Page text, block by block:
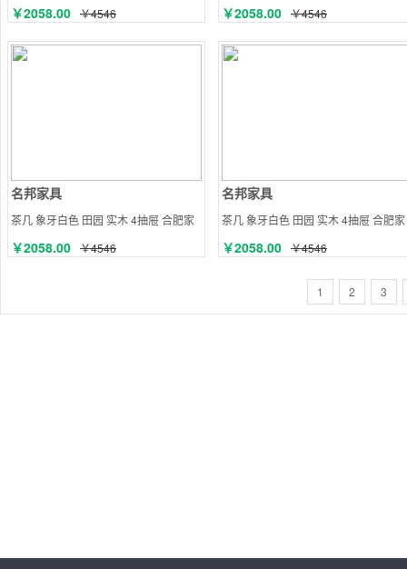
具
￥2058.00 ￥4546
具
￥2058.00 ￥4546
名邦家具
茶几 象牙白色 田园 实木 4抽屉 合肥家
具
￥2058.00 ￥4546
名邦家具
茶几 象牙白色 田园 实木 4抽屉 合肥家
具
￥2058.00 ￥4546
1 2 3